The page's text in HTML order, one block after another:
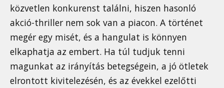
közvetlen konkurenst találni, hiszen hasonló
akció-thriller nem sok van a piacon. A történet
megér egy misét, és a hangulat is könnyen
elkaphatja az embert. Ha túl tudjuk tenni
magunkat az irányítás betegségein, a jó ötletek
elrontott kivitelezésén, és az évekkel ezelőtti